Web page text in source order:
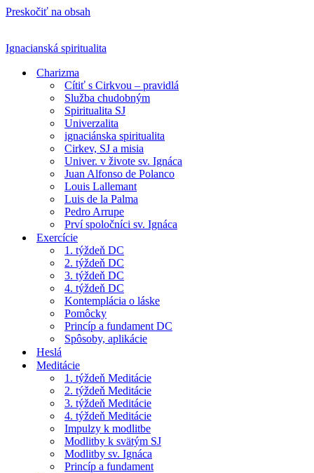
Preskočiť na obsah
Ignacianská spiritualita
Charizma
Cítiť s Cirkvou – pravidlá
Služba chudobným
Spiritualita SJ
Univerzalita
ignaciánska spiritualita
Cirkev, SJ a misia
Univer. v živote sv. Ignáca
Juan Alfonso de Polanco
Louis Lallemant
Luis de la Palma
Pedro Arrupe
Prví spoločníci sv. Ignáca
Exercície
1. týždeň DC
2. týždeň DC
3. týždeň DC
4. týždeň DC
Kontemplácia o láske
Pomôcky
Princíp a fundament DC
Spôsoby, aplikácie
Heslá
Meditácie
1. týždeň Meditácie
2. týždeň Meditácie
3. týždeň Meditácie
4. týždeň Meditácie
Impulzy k modlitbe
Modlitby k svätým SJ
Modlitby sv. Ignáca
Princíp a fundament